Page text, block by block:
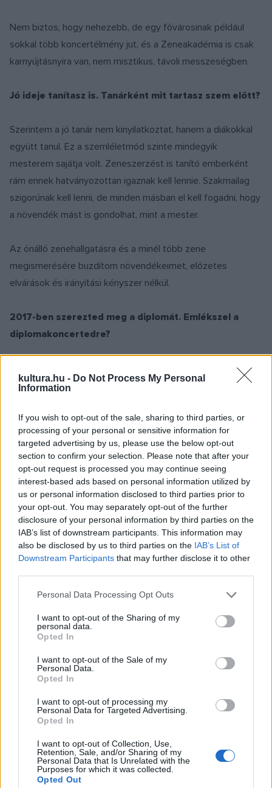
kultura.hu - Do Not Process My Personal
Information
If you wish to opt-out of the sale, sharing to third parties, or
processing of your personal or sensitive information for
targeted advertising by us, please use the below opt-out
section to confirm your selection. Please note that after your
opt-out request is processed you may continue seeing
interest-based ads based on personal information utilized by
us or personal information disclosed to third parties prior to
your opt-out. You may separately opt-out of the further
disclosure of your personal information by third parties on the
IAB’s list of downstream participants. This information may
also be disclosed by us to third parties on the IAB’s List of
Downstream Participants that may further disclose it to other
Please note that this website/app uses one or more Google
not limited to your visit or usage behaviour. You may click to
grant or deny consent to Google and its third-party tags to
use your data for below specified purposes in below Google
consent section.
Personal Data Processing Opt Outs
I want to opt-out of the Sharing of my
personal data.
Opted In
I want to opt-out of the Sale of my
Personal Data.
Opted In
I want to opt-out of processing my
Personal Data for Targeted Advertising.
Opted In
I want to opt-out of Collection, Use,
Retention, Sale, and/or Sharing of my
Personal Data that Is Unrelated with the
Purposes for which it was collected.
Opted Out
Nem biztos, hogy nehezebb, de egy fővárosinak például
sokkal több koncertélmény jut, és a Zeneakadémia is csak
karnyújtásnyira van, nem misztikus, távoli messzeségben.
Jó ideje tanítasz is. Tanárként mit tartasz szem előtt?
Szerintem a jó tanár nem kinyilatkoztat, hanem a diákokkal
együtt tanul. Ez a szemléletmód szinte mindegyik
mesterem sajátja volt. Zeneszerzést is tanító emberként
rám ennek hatványozottan igaznak kell lennie. Szakmailag
szigorúnak kell lenni, de minden másban el kell fogadni, hogy
a növendék mást is gondolhat, mint a mester.
Az önálló zenehallgatásra és a minél több zene
megismerésére buzdítom növendékeimet, előzetes
elvárások és irányítási kényszer nélkül.
2017-ben szerezted meg a diplomát. Emlékszel a
diplomakoncertedre?
koncerten szólalt meg talán eddigi életművem
diplomakoncertem, amelynek egyik részén több zenész volt
a színpadon, mint ahány hallgató. Arra gondoltam, hogy ez a
pár ember legalább tudja, miért van ott és mit hall. Nem
különösebben érdekel, hogy egy, vagy ezer ember hallgatja-
e a műveim. Jobban foglalkoztat, hogy elégedett legyek a
munkámmal.
Tudni azt, hogy én ki vagyok, lényegesebb, mint a
külsőségek.
is olyan fontos az a dolog, mint képzeltük. Én így voltam a
versenyeredményekkel. Volt pár jó szereplésem, és a
pozitív visszajelzések után egyszeriben rájöttem, hogy
igazából nem is ezekért írok zenét. A szakmaiság és alázat
Visszataszítónak érzem a tolakodó önmenedzselést, vagy a
csak piaci alapon, minél szélesebb közönséget megfogni
akaró, és nem befogadásra nevelő zenélést.